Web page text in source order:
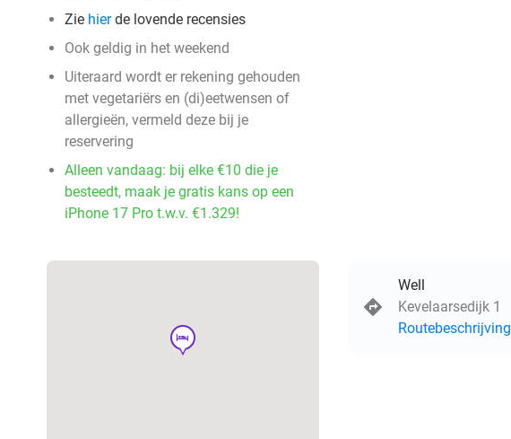
Zie hierde lovende recensies
Ook geldig in het weekend
Uiteraard wordt er rekening gehouden
met vegetariërs en (di)eetwensen of
allergieën, vermeld deze bij je
reservering
Alleen vandaag: bij elke €10 die je
besteedt, maak je gratis kans op een
iPhone 17 Pro t.w.v. €1.329!
hotel
Well
Kevelaarsedijk 1
Routebeschrijving